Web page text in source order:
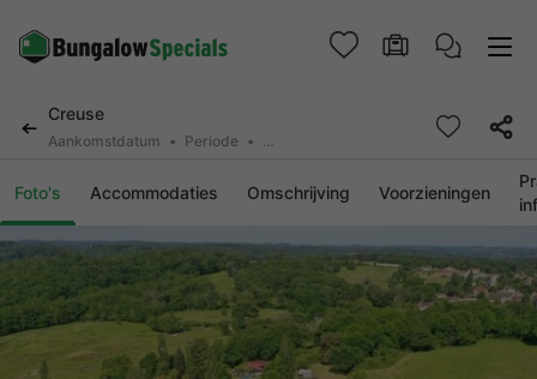
Creuse
Aankomstdatum Periode 2 personen, 0 huisdier
Foto's Accommodaties Omschrijving Voorzieningen